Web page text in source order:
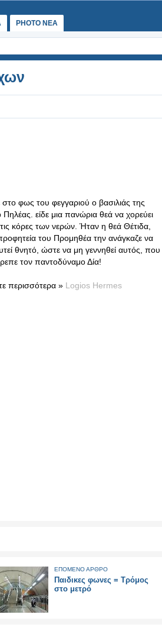
PHOTO NEA
φως του φεγγαριού ο βασιλιάς της
Πηλέας. είδε μια πανώρια θεά να χορεύει
τις κόρες των νερών. Ήταν η θεά Θέτιδα,
του Προμηθέα την ανάγκαζε να
θνητό, ώστε να μη γεννηθεί αυτός, που
τον παντοδύναμο Δία!
περισσότερα » Logios Hermes
ΕΠΟΜΕΝΟ ΑΡΘΡΟ
Παιδικες φωνες = Τρόμος
στο μετρό